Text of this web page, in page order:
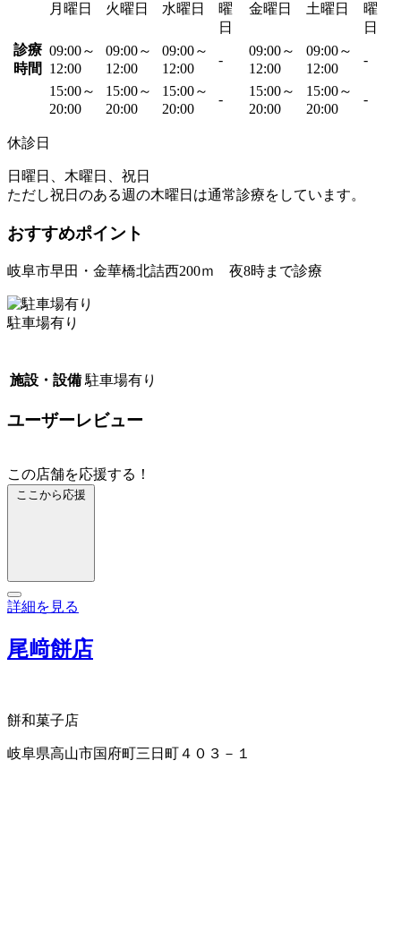
月曜日 火曜日 水曜日
曜
日
金曜日 土曜日
曜
日
診療
時間
09:00～
12:00
09:00～
12:00
09:00～
12:00
-
09:00～
12:00
09:00～
12:00
-
15:00～
20:00
15:00～
20:00
15:00～
20:00
-
15:00～
20:00
15:00～
20:00
-
休診日
日曜日、木曜日、祝日
ただし祝日のある週の木曜日は通常診療をしています。
おすすめポイント
岐阜市早田・金華橋北詰西200ｍ 夜8時まで診療
駐車場有り
施設・設備 駐車場有り
ユーザーレビュー
この店舗を応援する！
ここから応援
詳細を見る
尾﨑餅店
餅和菓子店
岐阜県高山市国府町三日町４０３－１